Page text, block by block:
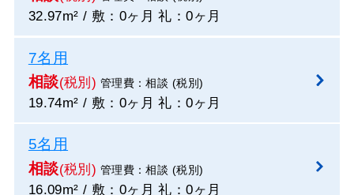
32.97m² / 敷：0ヶ月 礼：0ヶ月
7名用
相談(税別) 管理費：相談 (税別)
19.74m² / 敷：0ヶ月 礼：0ヶ月
5名用
相談(税別) 管理費：相談 (税別)
16.09m² / 敷：0ヶ月 礼：0ヶ月